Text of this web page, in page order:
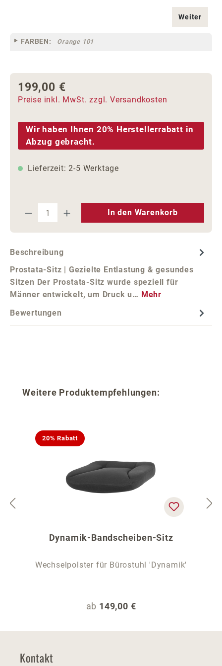
Weiter
FARBEN: Orange 101
Regulärer Preis:
199,00 €
Preise inkl. MwSt. zzgl. Versandkosten
Wir haben Ihnen 20% Herstellerrabatt in
Abzug gebracht.
Lieferzeit: 2-5 Werktage
Produkt Anzahl: Gib den
In den Warenkorb
Beschreibung
Prostata-Sitz | Gezielte Entlastung & gesundes
Sitzen Der Prostata-Sitz wurde speziell für
Männer entwickelt, um Druck u… Mehr
Bewertungen
Produktgalerie überspringen
Weitere Produktempfehlungen:
20% Rabatt
Dynamik-Bandscheiben-Sitz
Wechselpolster für Bürostuhl 'Dynamik'
Regulärer Preis:
ab 149,00 €
Kontakt